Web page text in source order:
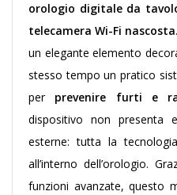
orologio digitale da
telecamera Wi-Fi nascosta
un elegante elemento
stesso tempo un pratico
per prevenire furti e
dispositivo non presenta
esterne: tutta la
all’interno dell’orologio.
funzioni avanzate, questo